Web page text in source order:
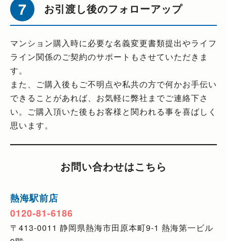
お引渡し後のフォローアップ
マンション購入時に必要な名義変更書類提出やライフ
ライン関係のご契約のサポートもさせていただきま
す。
また、ご購入後もご不明点や私共の方で何かお手伝い
できることがあれば、お気軽に弊社までご連絡下さ
い。ご購入頂いた後もお客様と関われる事を喜ばしく
思います。
お問い合わせはこちら
熱海駅前店
0120-81-6186
〒413-0011 静岡県熱海市田原本町9-1 熱海第一ビル